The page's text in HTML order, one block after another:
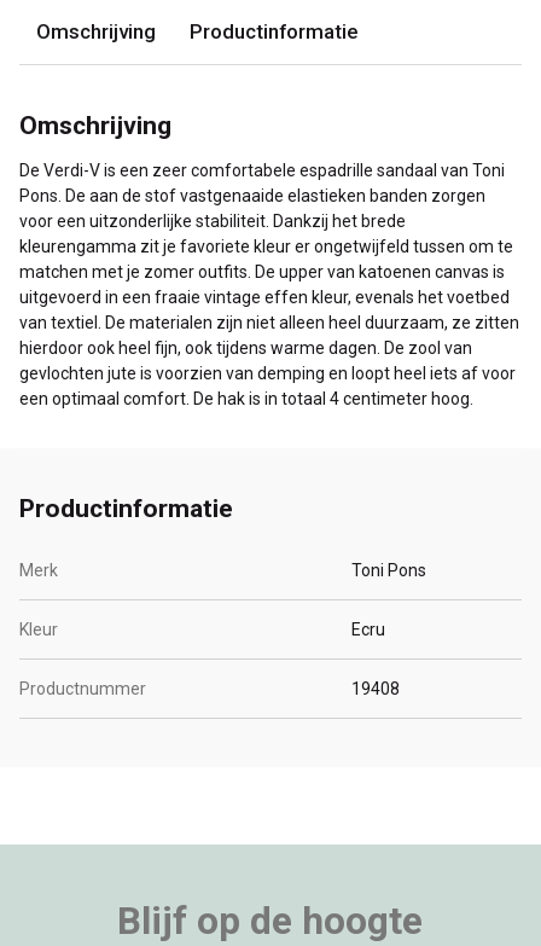
Omschrijving Productinformatie
Omschrijving
De Verdi-V is een zeer comfortabele espadrille sandaal van Toni
Pons. De aan de stof vastgenaaide elastieken banden zorgen
voor een uitzonderlijke stabiliteit. Dankzij het brede
kleurengamma zit je favoriete kleur er ongetwijfeld tussen om te
matchen met je zomer outfits. De upper van katoenen canvas is
uitgevoerd in een fraaie vintage effen kleur, evenals het voetbed
van textiel. De materialen zijn niet alleen heel duurzaam, ze zitten
hierdoor ook heel fijn, ook tijdens warme dagen. De zool van
gevlochten jute is voorzien van demping en loopt heel iets af voor
een optimaal comfort. De hak is in totaal 4 centimeter hoog.
Productinformatie
Merk Toni Pons
Kleur Ecru
Productnummer 19408
Blijf op de hoogte